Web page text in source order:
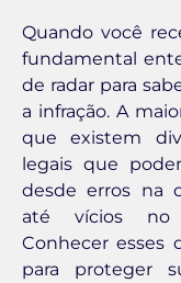
Quando você
fundamental
de radar para
a infração. A
que existem
legais que
desde erros na
até vícios no
Conhecer esses
para proteger